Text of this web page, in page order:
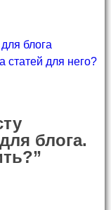
блога
статей для него?
блога.